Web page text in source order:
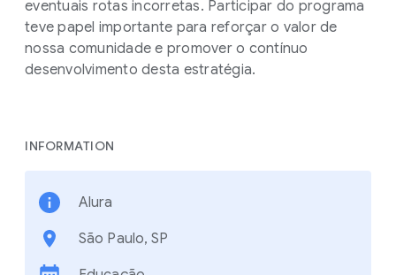
eventuais rotas incorretas. Participar do programa
teve papel importante para reforçar o valor de
nossa comunidade e promover o contínuo
desenvolvimento desta estratégia.
INFORMATION
Alura
São Paulo, SP